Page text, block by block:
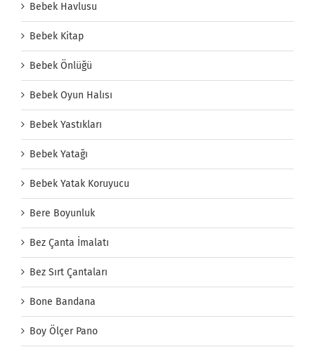
Bebek Havlusu
Bebek Kitap
Bebek Önlüğü
Bebek Oyun Halısı
Bebek Yastıkları
Bebek Yatağı
Bebek Yatak Koruyucu
Bere Boyunluk
Bez Çanta İmalatı
Bez Sırt Çantaları
Bone Bandana
Boy Ölçer Pano